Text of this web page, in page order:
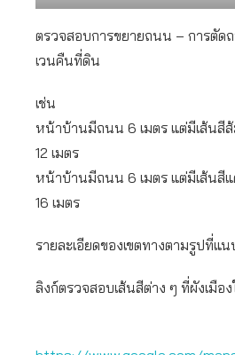
ตรวจสอบการขยายถนน – การตัด
เวนคืนที่ดิน
เช่น
หน้าบ้านมีถนน 6 เมตร แต่มีเส้นสี
12 เมตร
หน้าบ้านมีถนน 6 เมตร แต่มีเส้นสีแ
16 เมตร
รายละเอียดของเขตทางตามรูปที่แน
ลิงก์ตรวจสอบเส้นสีต่าง ๆ ที่ผังเมือ